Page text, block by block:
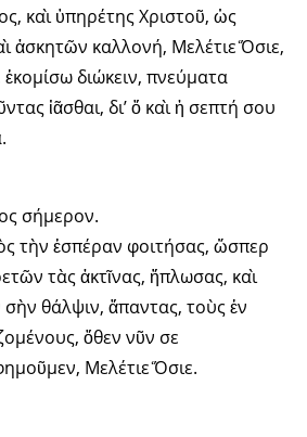
καὶ ὑπηρέτης Χριστοῦ, ὡς
ἀσκητῶν καλλονή, Μελέτιε Ὅσιε,
διώκειν, πνεύματα
ἰᾶσθαι, δι’ ὅ καὶ ἡ σεπτή σου
σήμερον.
τὴν ἑσπέραν φοιτήσας, ὥσπερ
τὰς ἀκτῖνας, ἥπλωσας, καὶ
θάλψιν, ἅπαντας, τοὺς ἐν
ὅθεν νῦν σε
Μελέτιε Ὅσιε.